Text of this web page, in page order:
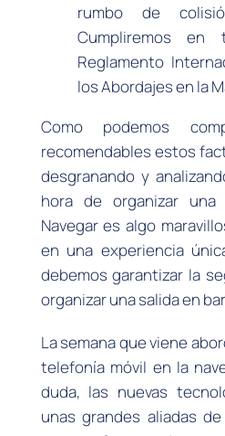
rumbo de
Cumpliremos en
Reglamento
los Abordajes en la
Como podemos
recomendables estos
desgranando y
hora de organizar
Navegar es algo
en una experiencia
debemos garantizar la
organizar una salida en
La semana que viene
telefonía móvil en la
duda, las nuevas
unas grandes aliadas